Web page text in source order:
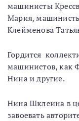
машинисты
Мария,
Клейменова
Гордится
машинистов, как
Нина и другие.
Нина Шклеина в
завоевать